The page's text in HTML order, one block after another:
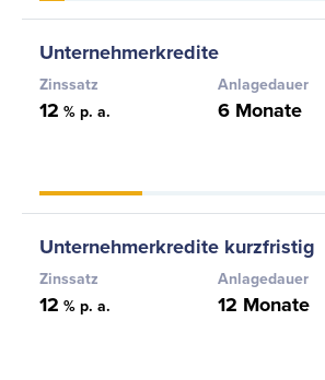
Unternehmerkredite
Zinssatz
12 % p. a.
Anlagedauer
6 Monate
Unternehmerkredite kurzfristig
Zinssatz
12 % p. a.
Anlagedauer
12 Monate